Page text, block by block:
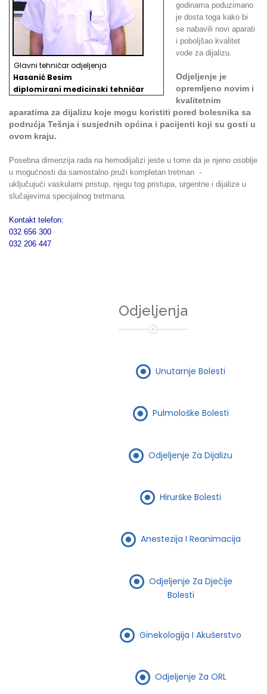
Glavni tehničar odjeljenja
Hasanić Besim
diplomirani medicinski tehničar
godinama poduzimano
je dosta toga kako bi
se nabavili novi aparati
i poboljšao kvalitet
vode za dijalizu.
Odjeljenje je
opremljeno novim i
kvalitetnim
aparatima za dijalizu koje mogu koristiti pored bolesnika sa
podrućja Tešnja i susjednih općina i pacijenti koji su gosti u
ovom kraju.
Posebna dimenzija rada na hemodijalizi jeste u tome da je njeno osoblje
u mogućnosti da samostalno pruži kompletan tretman -
uključujući vaskularni pristup, njegu tog pristupa, urgentne i dijalize u
slučajevima specijalnog tretmana.
Kontakt telefon:
032 656 300
032 206 447
Odjeljenja
Unutarnje Bolesti
Pulmološke Bolesti
Odjeljenje Za Dijalizu
Hirurške Bolesti
Anestezija I Reanimacija
Odjeljenje Za Dječije
Bolesti
Ginekologija I Akušerstvo
Odjeljenje Za ORL